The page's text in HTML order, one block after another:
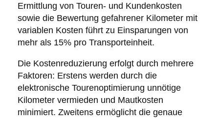
Ermittlung von Touren- und Kundenkosten
sowie die Bewertung gefahrener Kilometer mit
variablen Kosten führt zu Einsparungen von
mehr als 15% pro Transporteinheit.
Die Kostenreduzierung erfolgt durch mehrere
Faktoren: Erstens werden durch die
elektronische Tourenoptimierung unnötige
Kilometer vermieden und Mautkosten
minimiert. Zweitens ermöglicht die genaue